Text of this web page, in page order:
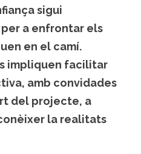
sigui
a enfrontar els
en el camí.
impliquen facilitar
amb convidades
del projecte, a
la realitats